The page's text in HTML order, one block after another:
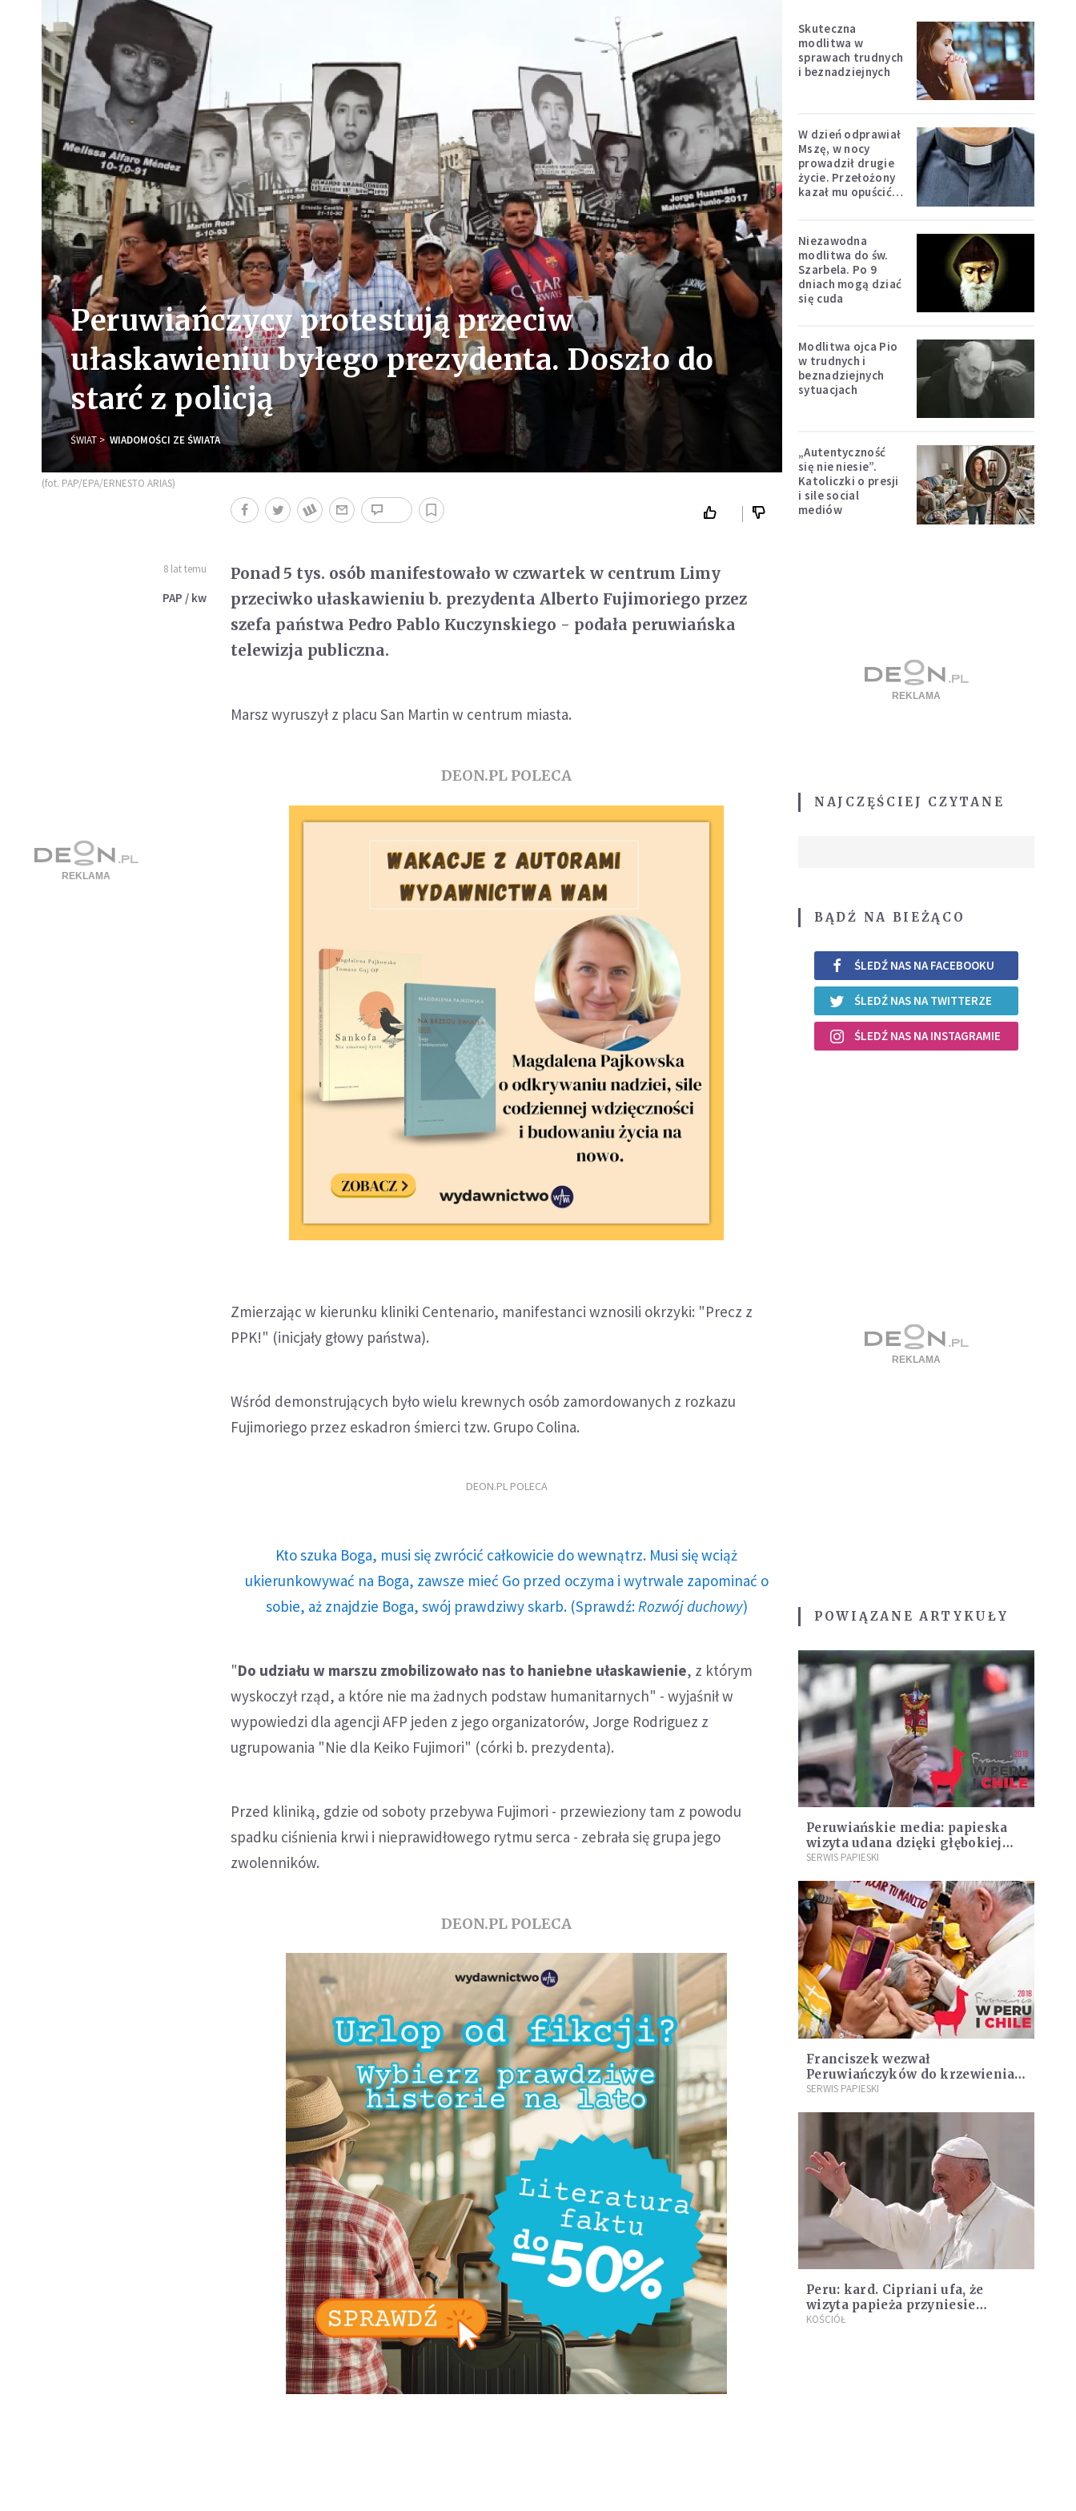
Peruwiańczycy protestują przeciw
ułaskawieniu byłego prezydenta. Doszło do
starć z policją
ŚWIAT WIADOMOŚCI ZE ŚWIATA
(fot. PAP/EPA/ERNESTO ARIAS)
8 lat temu
PAP / kw
Ponad 5 tys. osób manifestowało w czwartek w centrum Limy
przeciwko ułaskawieniu b. prezydenta Alberto Fujimoriego przez
szefa państwa Pedro Pablo Kuczynskiego - podała peruwiańska
telewizja publiczna.
Marsz wyruszył z placu San Martin w centrum miasta.
DEON.PL POLECA
Zmierzając w kierunku kliniki Centenario, manifestanci wznosili okrzyki: "Precz z
PPK!" (inicjały głowy państwa).
Wśród demonstrujących było wielu krewnych osób zamordowanych z rozkazu
Fujimoriego przez eskadron śmierci tzw. Grupo Colina.
DEON.PL POLECA
Kto szuka Boga, musi się zwrócić całkowicie do wewnątrz. Musi się wciąż
ukierunkowywać na Boga, zawsze mieć Go przed oczyma i wytrwale zapominać o
sobie, aż znajdzie Boga, swój prawdziwy skarb. (Sprawdź: Rozwój duchowy)
"Do udziału w marszu zmobilizowało nas to haniebne ułaskawienie, z którym
wyskoczył rząd, a które nie ma żadnych podstaw humanitarnych" - wyjaśnił w
wypowiedzi dla agencji AFP jeden z jego organizatorów, Jorge Rodriguez z
ugrupowania "Nie dla Keiko Fujimori" (córki b. prezydenta).
Przed kliniką, gdzie od soboty przebywa Fujimori - przewieziony tam z powodu
spadku ciśnienia krwi i nieprawidłowego rytmu serca - zebrała się grupa jego
zwolenników.
DEON.PL POLECA
Skuteczna
modlitwa w
sprawach trudnych
i beznadziejnych
W dzień odprawiał
Mszę, w nocy
prowadził drugie
życie. Przełożony
kazał mu opuścić
Niezawodna
modlitwa do św.
Szarbela. Po 9
dniach mogą dziać
się cuda
Modlitwa ojca Pio
w trudnych i
beznadziejnych
sytuacjach
„Autentyczność
się nie niesie”.
Katoliczki o presji
i sile social
mediów
NAJCZĘŚCIEJ CZYTANE
BĄDŹ NA BIEŻĄCO
ŚLEDŹ NAS NA FACEBOOKU
ŚLEDŹ NAS NA TWITTERZE
ŚLEDŹ NAS NA INSTAGRAMIE
POWIĄZANE ARTYKUŁY
Peruwiańskie media: papieska
wizyta udana dzięki głębokiej
religijności narodu
SERWIS PAPIESKI
Franciszek wezwał
Peruwiańczyków do krzewienia
kultury miłosierdzia
SERWIS PAPIESKI
Peru: kard. Cipriani ufa, że
wizyta papieża przyniesie
jedność
KOŚCIÓŁ